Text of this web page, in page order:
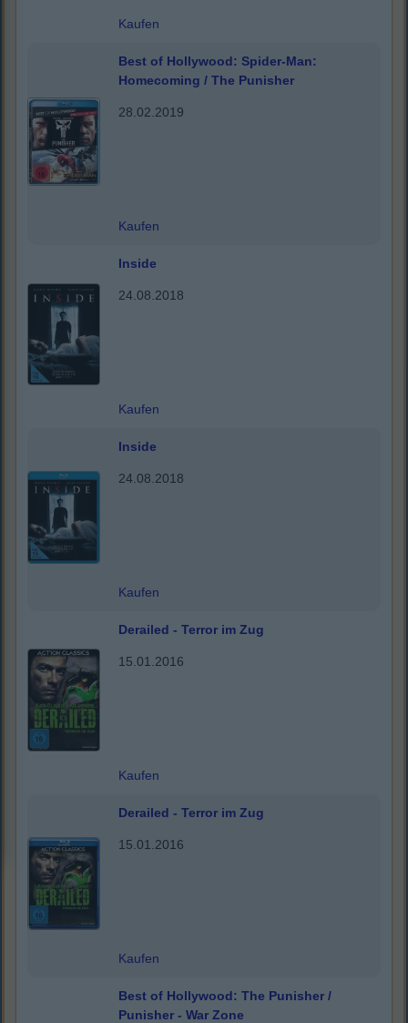
Kaufen
Best of Hollywood: Spider-Man:
Homecoming / The Punisher
28.02.2019
Kaufen
Inside
24.08.2018
Kaufen
Inside
24.08.2018
Kaufen
Derailed - Terror im Zug
15.01.2016
Kaufen
Derailed - Terror im Zug
15.01.2016
Kaufen
Best of Hollywood: The Punisher /
Punisher - War Zone